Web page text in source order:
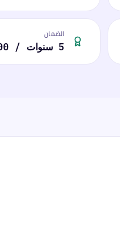
الضمان
5 سنوات / 200,000 كم